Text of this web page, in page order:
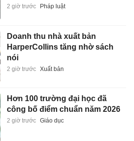
2 giờ trước Pháp luật
Doanh thu nhà xuất bản
HarperCollins tăng nhờ sách
nói
2 giờ trước Xuất bản
Hơn 100 trường đại học đã
công bố điểm chuẩn năm 2026
2 giờ trước Giáo dục